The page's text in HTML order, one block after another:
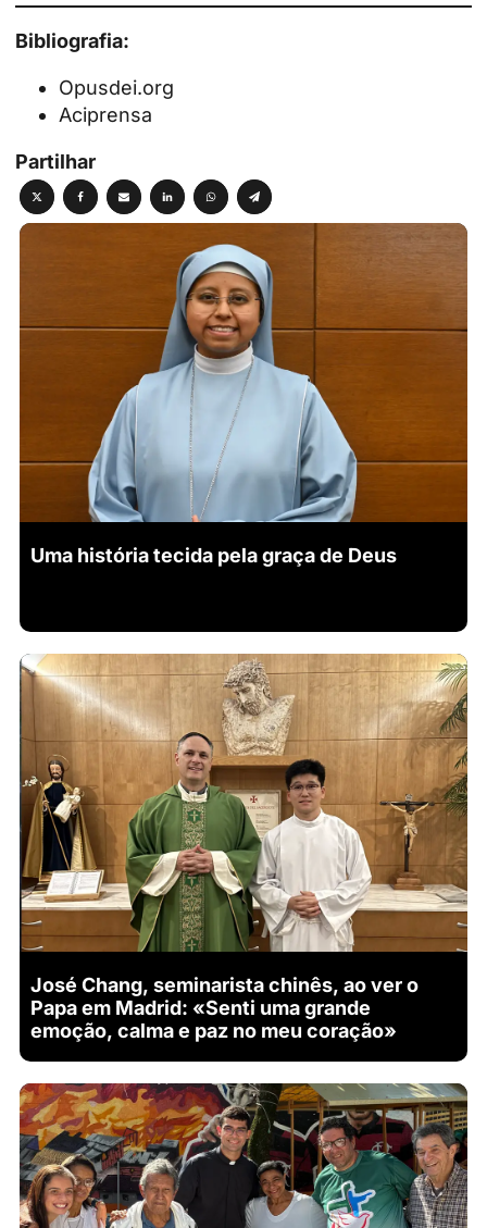
Bibliografia:
Opusdei.org
Aciprensa
Partilhar
Uma história tecida pela graça de Deus
José Chang, seminarista chinês, ao ver o
Papa em Madrid: «Senti uma grande
emoção, calma e paz no meu coração»